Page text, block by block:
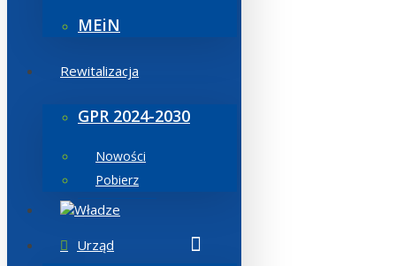
MEiN
Rewitalizacja
GPR 2024-2030
Nowości
Pobierz
Władze
Urząd